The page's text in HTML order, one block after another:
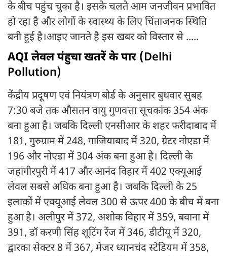
के बीच पहुंच चुका है। इसके चलते आम जनजीवन प्रभावित
हो रहा है और लोगों के स्वास्थ्य के लिए चिंताजनक स्थिति
बनी हुई है।आइए जानते है इस खबर को विस्तार से .....
AQI लेवल पंहुचा खतरें के पार (Delhi
Pollution)
केंद्रीय प्रदूषण एवं नियंत्रण बोर्ड के अनुसार बुधवार सुबह
7:30 बजे तक औसतन वायु गुणवत्ता सूचकांक 354 अंक
बना हुआ है। जबकि दिल्ली एनसीआर के शहर फरीदाबाद में
181, गुरुग्राम में 248, गाजियाबाद में 320, ग्रेटर नोएडा में
196 और नोएडा में 304 अंक बना हुआ है। दिल्ली के
जहांगीरपुरी में 417 और आनंद विहार में 402 एक्यूआई
लेवल सबसे अधिक बना हुआ है। जबकि दिल्ली के 25
इलाकों में एक्यूआई लेवल 300 से ऊपर 400 के बीच में बना
हुआ है। अलीपुर में 372, अशोक विहार में 359, बवाना में
391, डॉ करणी सिंह शूटिंग रेंज में 346, डीटीयू में 320,
द्वारका सेक्टर 8 में 367, मेजर ध्यानचंद स्टेडियम में 358,